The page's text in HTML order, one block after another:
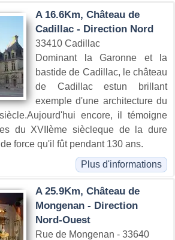
A 16.6Km, Château de
Cadillac - Direction Nord
33410 Cadillac
Dominant la Garonne et la
bastide de Cadillac, le château
de Cadillac estun brillant
exemple d'une architecture du
encore, il témoigne
du XVIIème siècleque de la dure
force qu'il fût pendant 130 ans.
Plus d'informations
A 25.9Km, Château de
Mongenan - Direction
Nord-Ouest
Rue de Mongenan - 33640